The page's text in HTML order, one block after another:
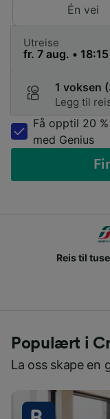
Én vei
Utreise
1 voksen
Legg til
Få opptil 20
med Genius
Reis til
Populært i
La oss skape en